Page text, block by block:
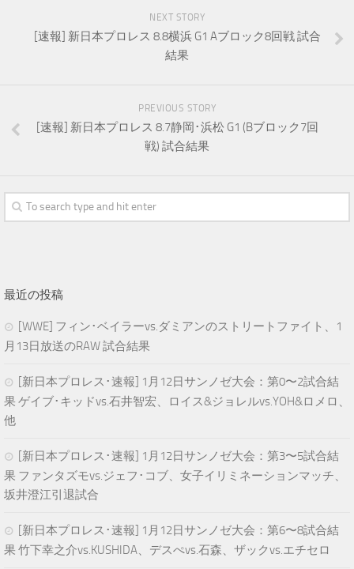
NEXT STORY
[速報] 新日本プロレス 8.8横浜 G1 Aブロック8回戦 試合
結果
PREVIOUS STORY
[速報] 新日本プロレス 8.7静岡･浜松 G1 (Bブロック7回
戦) 試合結果
最近の投稿
[WWE] フィン･ベイラーvs.ダミアンのストリートファイト、1
月13日放送のRAW 試合結果
[新日本プロレス･速報] 1月12日サンノゼ大会：第0〜2試合結
果 ゲイブ･キッドvs.石井智宏、ロイス&ジョレルvs.YOH&ロメロ、
他
[新日本プロレス･速報] 1月12日サンノゼ大会：第3〜5試合結
果 ファンタズモvs.ジェフ･コブ、女子イリミネーションマッチ、
坂井澄江引退試合
[新日本プロレス･速報] 1月12日サンノゼ大会：第6〜8試合結
果 竹下幸之介vs.KUSHIDA、デスぺvs.石森、ザックvs.エチセロ